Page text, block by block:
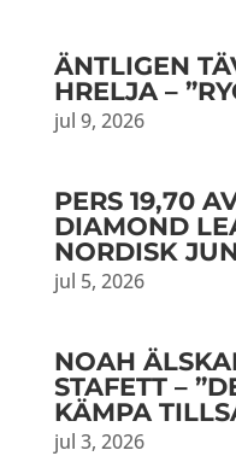
ÄNTLIGEN
HRELJA –
jul 9, 2026
PERS 19,70
DIAMOND
NORDISK
jul 5, 2026
NOAH
STAFETT –
KÄMPA
jul 3, 2026